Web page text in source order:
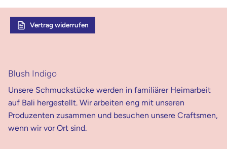
Vertrag widerrufen
Blush Indigo
Unsere Schmuckstücke werden in familiärer Heimarbeit
auf Bali hergestellt. Wir arbeiten eng mit unseren
Produzenten zusammen und besuchen unsere Craftsmen,
wenn wir vor Ort sind.